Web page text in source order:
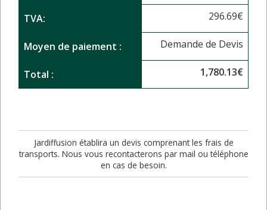
TVA: 296.69€
Moyen de paiement : Demande de Devis
Total : 1,780.13€
Jardiffusion établira un devis comprenant les frais de
transports. Nous vous recontacterons par mail ou téléphone
en cas de besoin.